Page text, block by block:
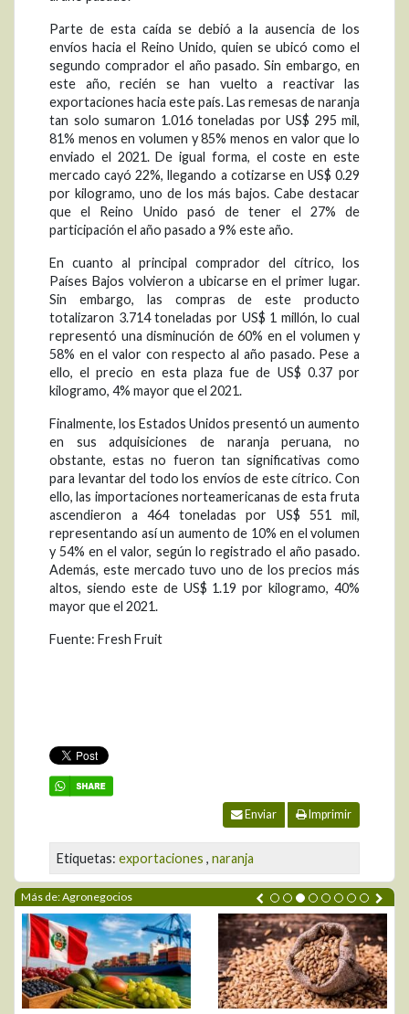
Parte de esta caída se debió a la ausencia de los
envíos hacia el Reino Unido, quien se ubicó como el
segundo comprador el año pasado. Sin embargo, en
este año, recién se han vuelto a reactivar las
exportaciones hacia este país. Las remesas de naranja
tan solo sumaron 1.016 toneladas por US$ 295 mil,
81% menos en volumen y 85% menos en valor que lo
enviado el 2021. De igual forma, el coste en este
mercado cayó 22%, llegando a cotizarse en US$ 0.29
por kilogramo, uno de los más bajos. Cabe destacar
que el Reino Unido pasó de tener el 27% de
participación el año pasado a 9% este año.
En cuanto al principal comprador del cítrico, los
Países Bajos volvieron a ubicarse en el primer lugar.
Sin embargo, las compras de este producto
totalizaron 3.714 toneladas por US$ 1 millón, lo cual
representó una disminución de 60% en el volumen y
58% en el valor con respecto al año pasado. Pese a
ello, el precio en esta plaza fue de US$ 0.37 por
kilogramo, 4% mayor que el 2021.
Finalmente, los Estados Unidos presentó un aumento
en sus adquisiciones de naranja peruana, no
obstante, estas no fueron tan significativas como
para levantar del todo los envíos de este cítrico. Con
ello, las importaciones norteamericanas de esta fruta
ascendieron a 464 toneladas por US$ 551 mil,
representando así un aumento de 10% en el volumen
y 54% en el valor, según lo registrado el año pasado.
Además, este mercado tuvo uno de los precios más
altos, siendo este de US$ 1.19 por kilogramo, 40%
mayor que el 2021.
Fuente: Fresh Fruit
Enviar Imprimir
Etiquetas: exportaciones , naranja
Más de: Agronegocios